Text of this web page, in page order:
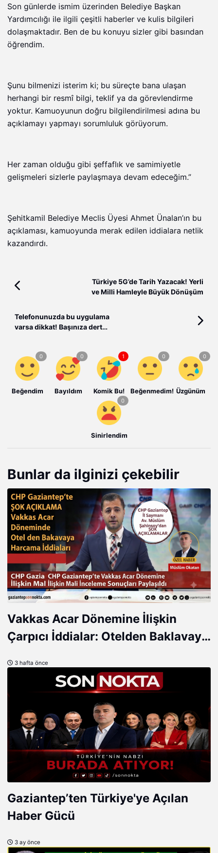
Son günlerde ismim üzerinden Belediye Başkan
Yardımcılığı ile ilgili çeşitli haberler ve kulis bilgileri
dolaşmaktadır. Ben de bu konuyu sizler gibi basından
öğrendim.
Şunu bilmenizi isterim ki; bu süreçte bana ulaşan
herhangi bir resmî bilgi, teklif ya da görevlendirme
yoktur. Kamuoyunun doğru bilgilendirilmesi adına bu
açıklamayı yapmayı sorumluluk görüyorum.
Her zaman olduğu gibi şeffaflık ve samimiyetle
gelişmeleri sizlerle paylaşmaya devam edeceğim.”
Şehitkamil Belediye Meclis Üyesi Ahmet Ünalan’ın bu
açıklaması, kamuoyunda merak edilen iddialara netlik
kazandırdı.
Türkiye 5G’de Tarih Yazacak! Yerli
ve Milli Hamleyle Büyük Dönüşüm
Telefonunuzda bu uygulama
varsa dikkat! Başınıza dert
Beğendim Bayıldım Komik Bu! Beğenmedim! Üzgünüm
Sinirlendim
Bunlar da ilginizi çekebilir
Vakkas Acar Dönemine İlişkin
Çarpıcı İddialar: Otelden Baklavaya
3 hafta önce
Gaziantep’ten Türkiye'ye Açılan
Haber Gücü
3 ay önce